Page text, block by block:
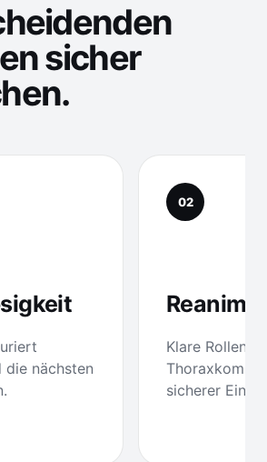
sicher
die nächsten
02
Klare Rollen,
sicherer